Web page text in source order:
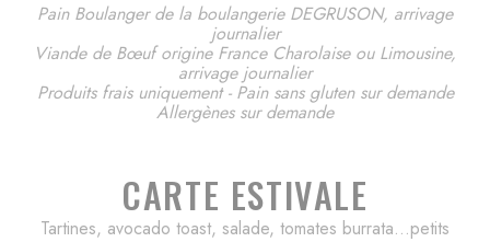
Pain Boulanger de la boulangerie DEGRUSON, arrivage
journalier
Viande de Bœuf origine France Charolaise ou Limousine,
arrivage journalier
Produits frais uniquement - Pain sans gluten sur demande
Allergènes sur demande
CARTE ESTIVALE
Tartines, avocado toast, salade, tomates burrata...petits